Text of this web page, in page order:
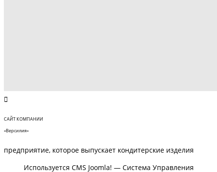
САЙТ КОМПАНИИ
«Версилия»
предприятие, которое выпускает кондитерские изделия
Используется CMS Joomla! — Система Управления